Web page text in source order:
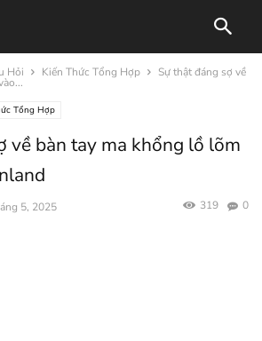
Hỏi Kiến Thức Tổng Hợp Sự thật đáng sợ về
Tổng Hợp
về bàn tay ma khổng lồ lõm
5, 2025 0
319